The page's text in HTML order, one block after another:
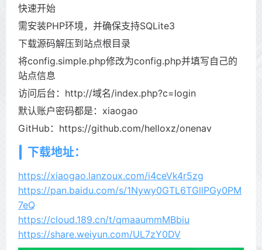
快速开始
需安装PHP环境，并确保支持SQLite3
下载源码解压到站点根目录
将config.simple.php修改为config.php并填写自己的
站点信息
访问后台：http://域名/index.php?c=login
默认账户密码都是：xiaogao
GitHub：https://github.com/helloxz/onenav
下载地址：
https://xiaogao.lanzoux.com/i4ceVk4r5zg
https://pan.baidu.com/s/1Nywy0GTL6TGllPGy0PM
7eQ
https://cloud.189.cn/t/qmaaummMBbiu
https://share.weiyun.com/UL7zY0DV